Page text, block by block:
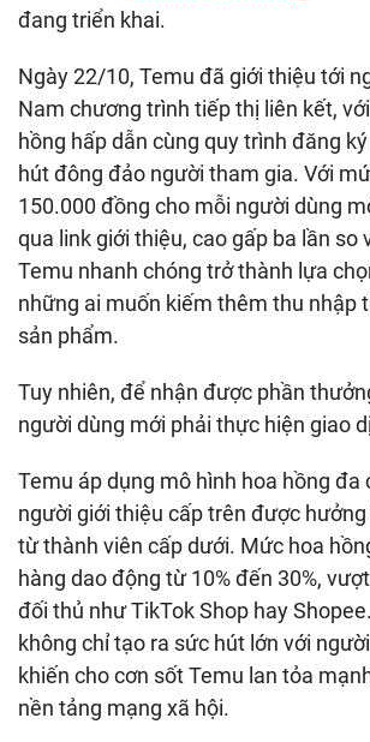
đang triển khai.
Ngày 22/10, Temu đã giới thiệu tới
Nam chương trình tiếp thị liên kết,
hồng hấp dẫn cùng quy trình đăng
hút đông đảo người tham gia. Với
150.000 đồng cho mỗi người dùng
qua link giới thiệu, cao gấp ba lần so
Temu nhanh chóng trở thành lựa
những ai muốn kiếm thêm thu nhập
sản phẩm.
Tuy nhiên, để nhận được phần
người dùng mới phải thực hiện giao
Temu áp dụng mô hình hoa hồng đa
người giới thiệu cấp trên được hưởng
từ thành viên cấp dưới. Mức hoa
hàng dao động từ 10% đến 30%,
đối thủ như TikTok Shop hay
không chỉ tạo ra sức hút lớn với
khiến cho cơn sốt Temu lan tỏa
nền tảng mạng xã hội.